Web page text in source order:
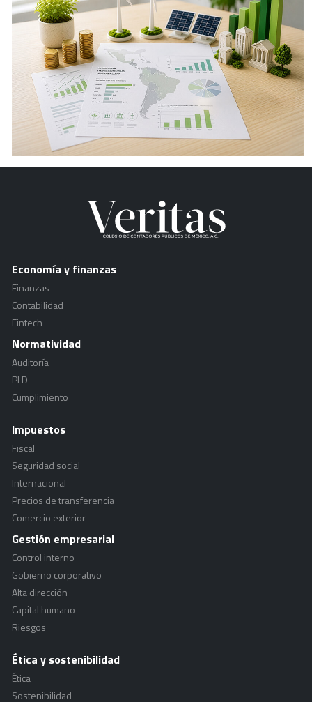
Economía y finanzas
Finanzas
Contabilidad
Fintech
Normatividad
Auditoría
PLD
Cumplimiento
Impuestos
Fiscal
Seguridad social
Internacional
Precios de transferencia
Comercio exterior
Gestión empresarial
Control interno
Gobierno corporativo
Alta dirección
Capital humano
Riesgos
Ética y sostenibilidad
Ética
Sostenibilidad